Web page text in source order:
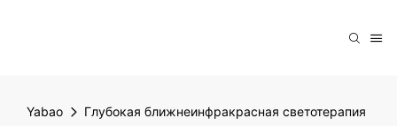
Yabao Глубокая ближнеинфракрасная светотерапия